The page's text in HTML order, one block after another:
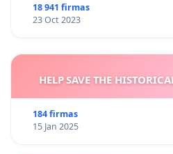
18 941 firmas
23 Oct 2023
HELP SAVE THE
184 firmas
15 Jan 2025